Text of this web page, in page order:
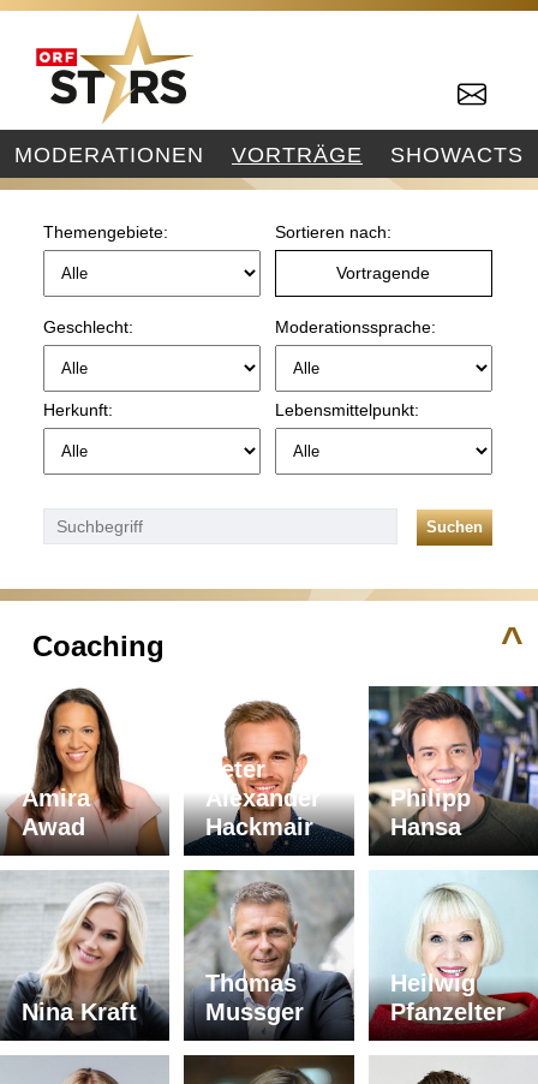
MODERATIONEN VORTRÄGE SHOWACTS
Themengebiete: Sortieren nach:
Vortragende
Geschlecht: Moderationssprache:
Herkunft: Lebensmittelpunkt:
Suchen
^
Coaching
Amira
Awad
Peter
Alexander
Hackmair
Philipp
Hansa
Nina Kraft
Thomas
Mussger
Heilwig
Pfanzelter